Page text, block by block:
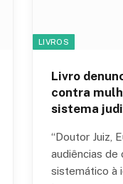
LIVROS
Livro
contra
sistema
“Doutor Juiz,
audiências
sistemático à